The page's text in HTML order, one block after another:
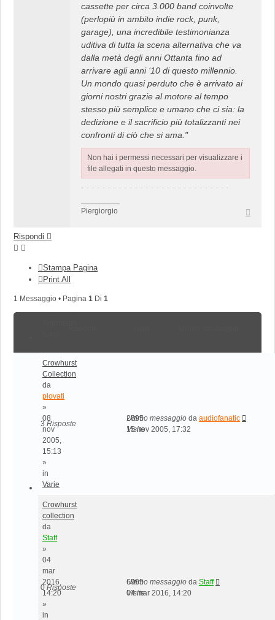
cassette per circa 3.000 band coinvolte
(perlopiù in ambito indie rock, punk,
garage), una incredibile testimonianza
uditiva di tutta la scena alternativa che va
dalla metà degli anni Ottanta fino ad
arrivare agli anni ‘10 di questo millennio.
Un mondo quasi perduto che è arrivato ai
giorni nostri grazie al motore al tempo
stesso più semplice e umano che ci sia: la
dedizione e il sacrificio più totalizzanti nei
confronti di ciò che si ama."
Non hai i permessi necessari per visualizzare i
file allegati in questo messaggio.
Piergiorgio
Rispondi
Stampa Pagina
Print All
1 Messaggio • Pagina 1 Di 1
Crowhurst
Collection
da
plovati
»
08
nov
2005,
15:13
»
in
Varie
3Risposte
2895
Visite
Ultimo messaggio da audiofanatic
15 nov 2005, 17:32
Crowhurst
collection
da
Staff
»
04
mar
2016,
14:20
»
in
0Risposte
6965
Visite
Ultimo messaggio da Staff
04 mar 2016, 14:20